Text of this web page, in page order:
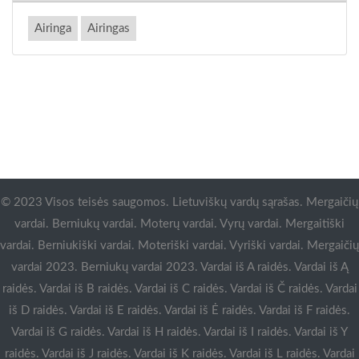
Airinga Airingas
© 2023 Visos teisės saugomos. Lietuviškų vardų sąrašas. Mergaičių
vardai. Berniukų vardai. Moterų vardai. Vyrų vardai. Mergaitiški
vardai. Berniukiški vardai. Moteriški vardai. Vyriški vardai. Mergaičių
vardai 2023. Berniukų vardai 2023. Vardai iš A raidės. Vardai iš Ą
raidės. Vardai iš B raidės. Vardai iš C raidės. Vardai iš Č raidės. Vardai
iš D raidės. Vardai iš E raidės. Vardai iš Ė raidės. Vardai iš F raidės.
Vardai iš G raidės. Vardai iš H raidės. Vardai iš I raidės. Vardai iš Y
raidės. Vardai iš J raidės. Vardai iš K raidės. Vardai iš L raidės. Vardai